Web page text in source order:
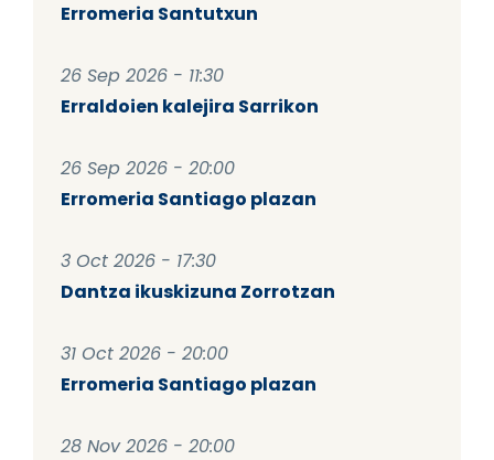
Erromeria Santutxun
26 Sep 2026 - 11:30
Erraldoien kalejira Sarrikon
26 Sep 2026 - 20:00
Erromeria Santiago plazan
3 Oct 2026 - 17:30
Dantza ikuskizuna Zorrotzan
31 Oct 2026 - 20:00
Erromeria Santiago plazan
28 Nov 2026 - 20:00